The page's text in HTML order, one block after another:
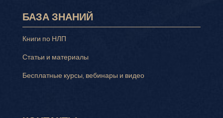
БАЗА ЗНАНИЙ
Книги по НЛП
Статьи и материалы
Бесплатные курсы, вебинары и видео